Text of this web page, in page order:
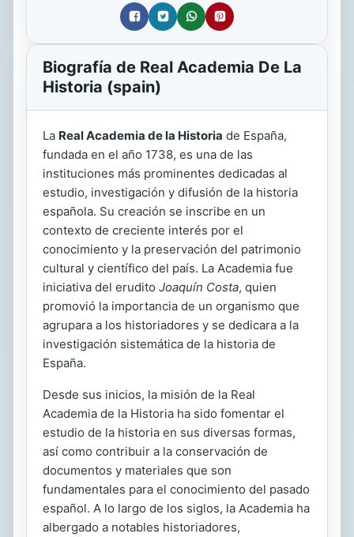
Biografía de Real Academia De La
Historia (spain)
La Real Academia de la Historia de España,
fundada en el año 1738, es una de las
instituciones más prominentes dedicadas al
estudio, investigación y difusión de la historia
española. Su creación se inscribe en un
contexto de creciente interés por el
conocimiento y la preservación del patrimonio
cultural y científico del país. La Academia fue
iniciativa del erudito Joaquín Costa, quien
promovió la importancia de un organismo que
agrupara a los historiadores y se dedicara a la
investigación sistemática de la historia de
España.
Desde sus inicios, la misión de la Real
Academia de la Historia ha sido fomentar el
estudio de la historia en sus diversas formas,
así como contribuir a la conservación de
documentos y materiales que son
fundamentales para el conocimiento del pasado
español. A lo largo de los siglos, la Academia ha
albergado a notables historiadores,